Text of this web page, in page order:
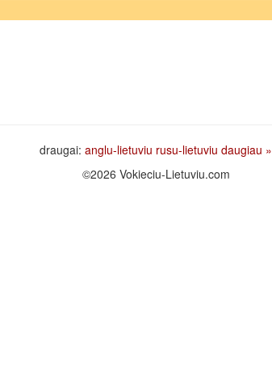
draugai: anglu-lietuviu rusu-lietuviu daugiau »
©2026 Vokieciu-Lietuviu.com